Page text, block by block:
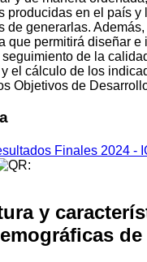
producidas en el país y
de generarlas.
que permitirá diseñar e
de la
el cálculo de los
Objetivos de
Finales 2024 -
y